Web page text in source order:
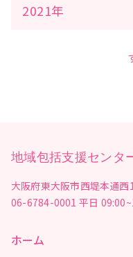
2021年
地域包括支援センタ
大阪府東大阪市西堤本通
06-6784-0001 平日
ホーム